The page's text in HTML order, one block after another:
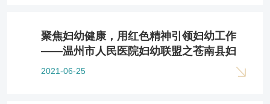
聚焦妇幼健康，用红色精神引领妇幼工作
——温州市人民医院妇幼联盟之苍南县妇
幼保健院交流活动
2021-06-25